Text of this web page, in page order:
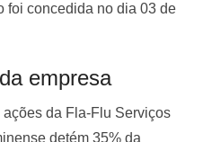
foi concedida no dia 03 de
empresa
da Fla-Flu Serviços
detém 35% da